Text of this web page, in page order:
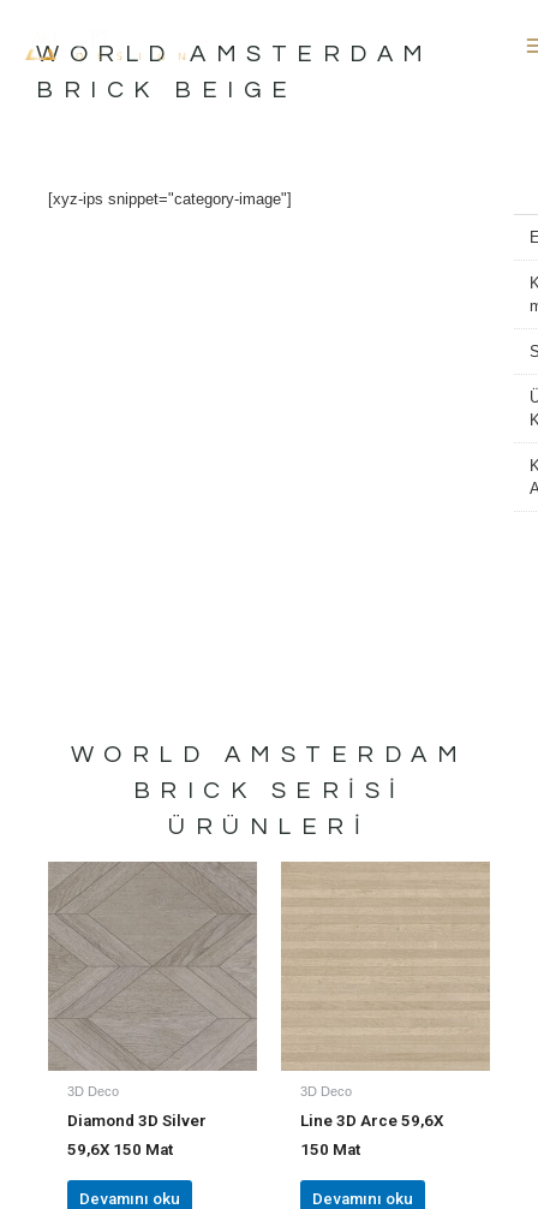
WORLD AMSTERDAM
BRICK BEIGE
[xyz-ips snippet="category-image"]
WORLD AMSTERDAM
BRICK
SERISI
ÜRÜNLERI
3D Deco
Diamond 3D Silver
59,6X 150 Mat
Devamını oku
3D Deco
Line 3D Arce 59,6X
150 Mat
Devamını oku